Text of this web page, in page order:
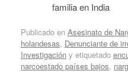
familia en India
Publicado en Asesinato de
holandesas, Denunciante de
Investigación y etiquetado
narcoestado países bajos,